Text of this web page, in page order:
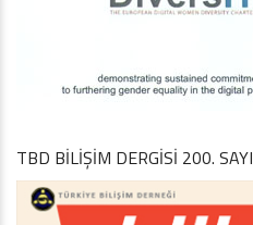
TBD BILIŞIM DERGISI 200. SAYI